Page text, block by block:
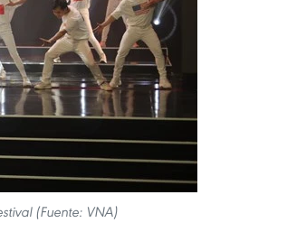
(Fuente: VNA)